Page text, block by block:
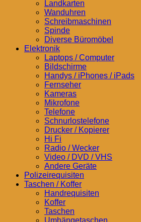
Landkarten
Wanduhren
Schreibmaschinen
Spinde
Diverse Büromöbel
Elektronik
Laptops / Computer
Bildschirme
Handys / iPhones / iPads
Fernseher
Kameras
Mikrofone
Telefone
Schnurlostelefone
Drucker / Kopierer
Hi Fi
Radio / Wecker
Video / DVD / VHS
Andere Geräte
Polizeirequisiten
Taschen / Koffer
Handrequisiten
Koffer
Taschen
Umhängetaschen